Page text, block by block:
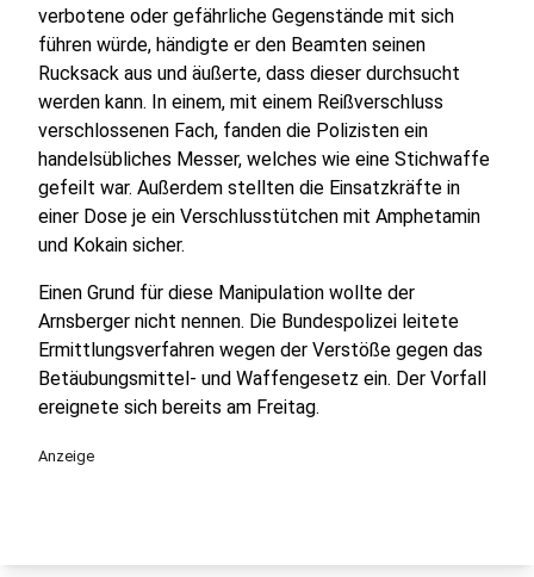
verbotene oder gefährliche Gegenstände mit sich
führen würde, händigte er den Beamten seinen
Rucksack aus und äußerte, dass dieser durchsucht
werden kann. In einem, mit einem Reißverschluss
verschlossenen Fach, fanden die Polizisten ein
handelsübliches Messer, welches wie eine Stichwaffe
gefeilt war. Außerdem stellten die Einsatzkräfte in
einer Dose je ein Verschlusstütchen mit Amphetamin
und Kokain sicher.
Einen Grund für diese Manipulation wollte der
Arnsberger nicht nennen. Die Bundespolizei leitete
Ermittlungsverfahren wegen der Verstöße gegen das
Betäubungsmittel- und Waffengesetz ein. Der Vorfall
ereignete sich bereits am Freitag.
Anzeige